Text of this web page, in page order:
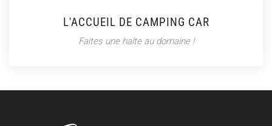
L'ACCUEIL DE CAMPING CAR
Faites une halte au domaine !